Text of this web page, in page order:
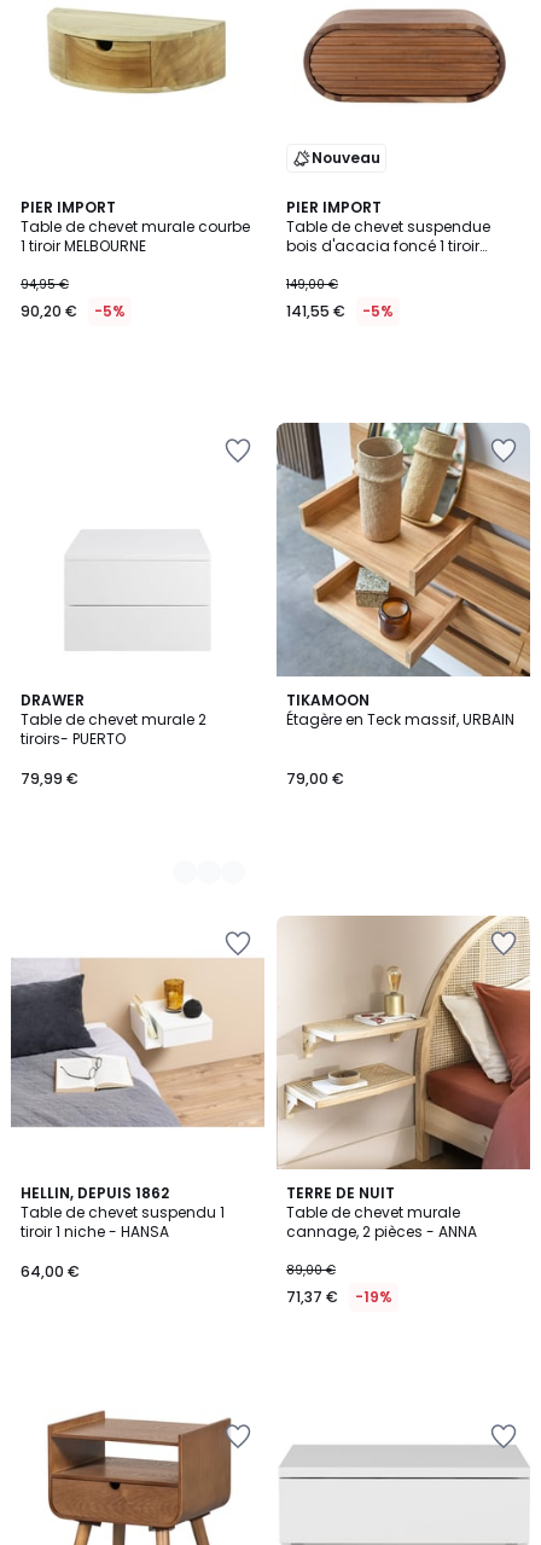
PIER IMPORT
Table de chevet murale courbe
1 tiroir MELBOURNE
94,95 €
90,20 € -5%
Nouveau
PIER IMPORT
Table de chevet suspendue
bois d'acacia foncé 1 tiroir
149,00 €
141,55 € -5%
DRAWER
Table de chevet murale 2
tiroirs- PUERTO
79,99 €
2
Couleurs
TIKAMOON
Étagère en Teck massif, URBAIN
79,00 €
HELLIN, DEPUIS 1862
Table de chevet suspendu 1
tiroir 1 niche - HANSA
64,00 €
TERRE DE NUIT
Table de chevet murale
cannage, 2 pièces - ANNA
89,00 €
71,37 € -19%